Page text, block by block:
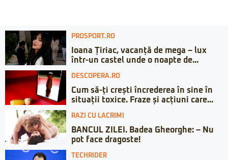
PROSPORT.RO
Ioana Țiriac, vacanță de mega – lux
într-un castel unde o noapte de...
DESCOPERA.RO
Cum să-ți crești încrederea în sine în
situații toxice. Fraze și acțiuni care...
RAZI CU LACRIMI
BANCUL ZILEI. Badea Gheorghe: – Nu
pot face dragoste!
TECHRIDER